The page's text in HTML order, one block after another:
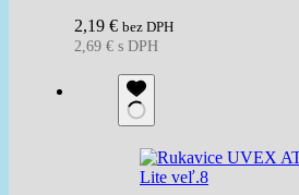
2,19 € bez DPH
2,69 € s DPH